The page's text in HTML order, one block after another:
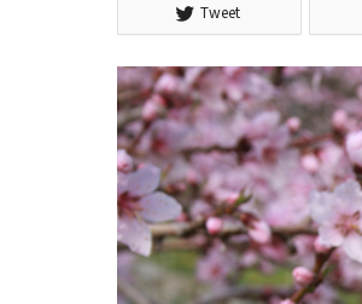
Tweet